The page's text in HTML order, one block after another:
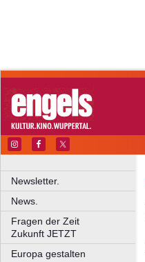
Newsletter.
News.
Fragen der Zeit
Zukunft JETZT
Europa gestalten